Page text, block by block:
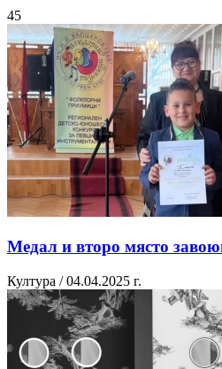
45
Медал и второ място
Култура / 04.04.2025 г.